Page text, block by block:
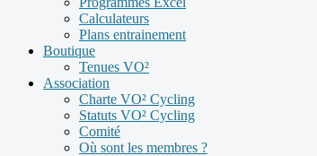
Calculateurs
Plans entrainement
Boutique
Tenues VO²
Association
Charte VO² Cycling
Statuts VO² Cycling
Comité
Où sont les membres ?